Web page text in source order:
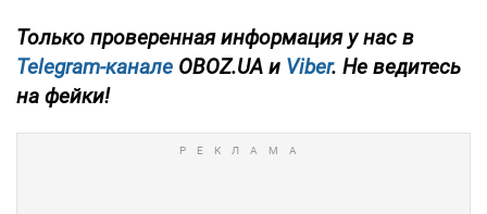
Только проверенная информация у нас в
Telegram-канале OBOZ.UA и Viber. Не ведитесь
на фейки!